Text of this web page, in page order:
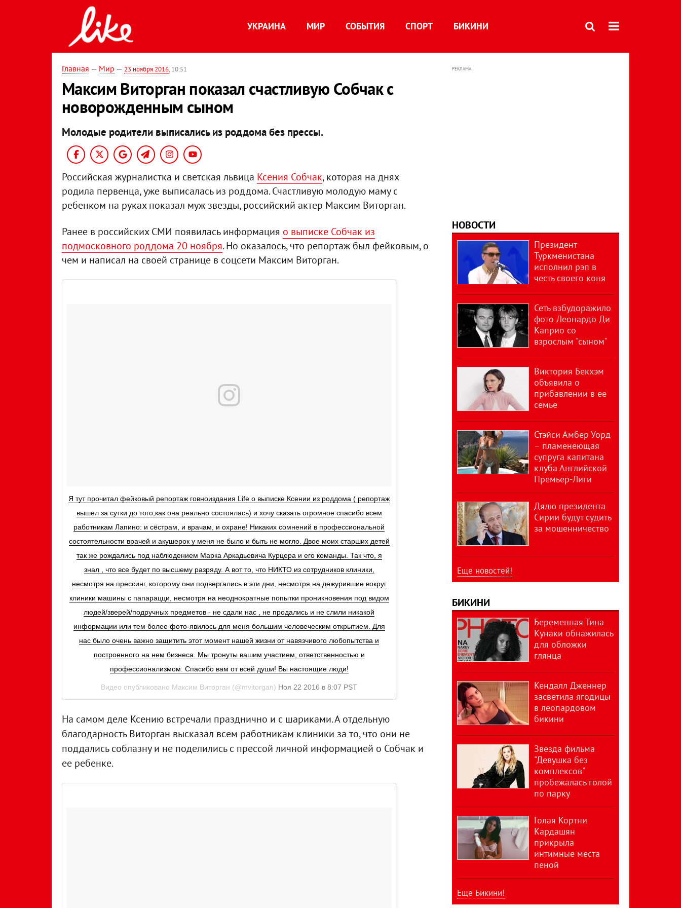
УКРАИНА МИР СОБЫТИЯ СПОРТ БИКИНИ
Главная — Мир — 23 ноября 2016, 10:51
Максим Виторган показал счастливую Собчак с
новорожденным сыном
Молодые родители выписались из роддома без прессы.
Российская журналистка и светская львица Ксения Собчак, которая на днях
родила первенца, уже выписалась из роддома. Счастливую молодую маму с
ребенком на руках показал муж звезды, российский актер Максим Виторган.
Ранее в российских СМИ появилась информация о выписке Собчак из
подмосковного роддома 20 ноября. Но оказалось, что репортаж был фейковым, о
чем и написал на своей странице в соцсети Максим Виторган.
Я тут прочитал фейковый репортаж говноиздания Life о выписке Ксении из роддома ( репортаж
вышел за сутки до того,как она реально состоялась) и хочу сказать огромное спасибо всем
работникам Лапино: и сёстрам, и врачам, и охране! Никаких сомнений в профессиональной
состоятельности врачей и акушерок у меня не было и быть не могло. Двое моих старших детей
так же рождались под наблюдением Марка Аркадьевича Курцера и его команды. Так что, я
знал , что все будет по высшему разряду. А вот то, что НИКТО из сотрудников клиники,
несмотря на прессинг, которому они подвергались в эти дни, несмотря на дежурившие вокруг
клиники машины с папарацци, несмотря на неоднократные попытки проникновения под видом
людей/зверей/подручных предметов - не сдали нас , не продались и не слили никакой
информации или тем более фото-явилось для меня большим человеческим открытием. Для
нас было очень важно защитить этот момент нашей жизни от навязчивого любопытства и
построенного на нем бизнеса. Мы тронуты вашим участием, ответственностью и
профессионализмом. Спасибо вам от всей души! Вы настоящие люди!
Видео опубликовано Максим Виторган (@mvitorgan) Ноя 22 2016 в 8:07 PST
На самом деле Ксению встречали празднично и с шариками. А отдельную
благодарность Виторган высказал всем работникам клиники за то, что они не
поддались соблазну и не поделились с прессой личной информацией о Собчак и
ее ребенке.
РЕКЛАМА
НОВОСТИ
Президент
Туркменистана
исполнил рэп в
честь своего коня
Сеть взбудоражило
фото Леонардо Ди
Каприо со
взрослым "сыном"
Виктория Бекхэм
объявила о
прибавлении в ее
семье
Стэйси Амбер Уорд
– пламенеющая
супруга капитана
клуба Английской
Премьер-Лиги
Дядю президента
Сирии будут судить
за мошенничество
Еще новостей!
БИКИНИ
Беременная Тина
Кунаки обнажилась
для обложки
глянца
Кендалл Дженнер
засветила ягодицы
в леопардовом
бикини
Звезда фильма
"Девушка без
комплексов"
пробежалась голой
по парку
Голая Кортни
Кардашян
прикрыла
интимные места
пеной
Еще Бикини!